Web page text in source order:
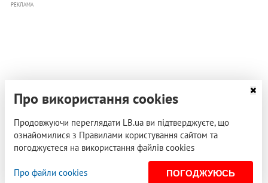
РЕКЛАМА
Про використання cookies
Продовжуючи переглядати LB.ua ви підтверджуєте, що
ознайомилися з Правилами користування сайтом та
погоджуєтеся на використання файлів cookies
Про файли cookies ПОГОДЖУЮСЬ